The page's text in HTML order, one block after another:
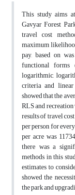
This study aims
Gavyar Forest
travel cost
maximum
pay, based on
functional
logarithmic,
criteria and
showed that the
RLS and
results of travel
per person for
per acre was
there was a
methods in this
estimates to
showed the
the park and